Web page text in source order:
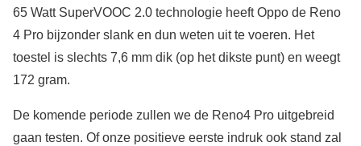
65 Watt SuperVOOC 2.0 technologie heeft Oppo de Reno
4 Pro bijzonder slank en dun weten uit te voeren. Het
toestel is slechts 7,6 mm dik (op het dikste punt) en weegt
172 gram.
De komende periode zullen we de Reno4 Pro uitgebreid
gaan testen. Of onze positieve eerste indruk ook stand zal